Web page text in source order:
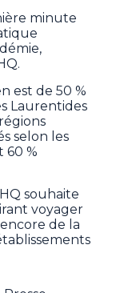
minute
est de 50 %
Laurentides
selon les
60 %
souhaite
voyager
de la